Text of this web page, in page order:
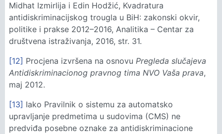
Midhat Izmirlija i Edin Hodžić, Kvadratura
antidiskriminacijskog trougla u BiH: zakonski okvir,
politike i prakse 2012–2016, Analitika – Centar za
društvena istraživanja, 2016, str. 31.
[12] Procjena izvršena na osnovu Pregleda slučajeva
Antidiskriminacionog pravnog tima NVO Vaša prava,
maj 2012.
[13] Iako Pravilnik o sistemu za automatsko
upravljanje predmetima u sudovima (CMS) ne
predviđa posebne oznake za antidiskriminacione